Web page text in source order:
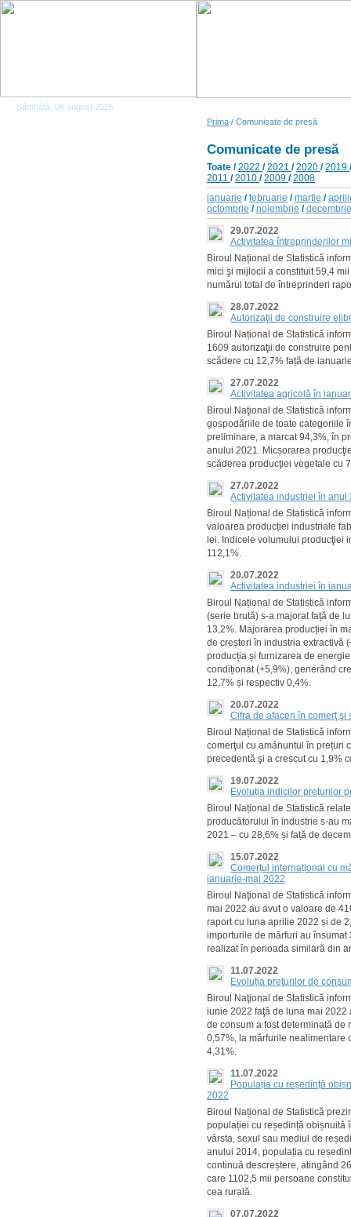
Sâmbătă, 08 august 2026
Prima / Comunicate de presă
Comunicate de presă
Toate /2022 /2021 /2020 /2019
2011 /2010 /2009 /2008
ianuarie /februarie /martie /
octombrie /noiembrie /decembrie
29.07.2022
Activitatea întreprinderilor
Biroul Național de Statistică
mici şi mijlocii a constituit 59,4
numărul total de întreprinderi
28.07.2022
Autorizaţii de construire
Biroul Național de Statistică
1609 autorizaţii de construire
scădere cu 12,7% față de
27.07.2022
Activitatea agricolă în
Biroul Naţional de Statistică
gospodăriile de toate categoriile
preliminare, a marcat 94,3%, în
anului 2021. Micșorarea
scăderea producţiei vegetale cu
27.07.2022
Activitatea industriei în anul
Biroul Național de Statistică
valoarea producției industriale
lei. Indicele volumului producţiei
112,1%.
20.07.2022
Activitatea industriei în
Biroul Național de Statistică
(serie brută) s-a majorat față de
13,2%. Majorarea producției în
de creșteri în industria extractivă
producția și furnizarea de
condiționat (+5,9%), generând
12,7% și respectiv 0,4%.
20.07.2022
Cifra de afaceri în comerţ
Biroul Național de Statistică
comerţul cu amănuntul în prețuri
precedentă şi a crescut cu 1,9%
19.07.2022
Evoluția indicilor prețurilor
Biroul Național de Statistică
producătorului în industrie s-au
2021 – cu 28,6% și față de
15.07.2022
Comerțul internațional cu
ianuarie-mai 2022
Biroul Naţional de Statistică
mai 2022 au avut o valoare de
raport cu luna aprilie 2022 și de
importurile de mărfuri au
realizat în perioada similară din
11.07.2022
Evoluția preţurilor de
Biroul Naţional de Statistică
iunie 2022 faţă de luna mai 2022
de consum a fost determinată
0,57%, la mărfurile nealimentare
4,31%.
11.07.2022
Populația cu reședință
2022
Biroul Național de Statistică
populației cu reședință obișnuită
vârsta, sexul sau mediul de
anului 2014, populația cu
continuă descreștere, atingând
care 1102,5 mii persoane
cea rurală.
07.07.2022